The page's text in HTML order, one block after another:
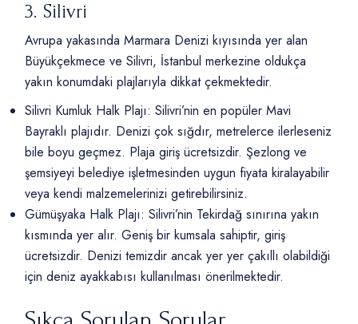
3. Silivri
Avrupa yakasında Marmara Denizi kıyısında yer alan
Büyükçekmece ve Silivri, İstanbul merkezine oldukça
yakın konumdaki plajlarıyla dikkat çekmektedir.
Silivri Kumluk Halk Plajı: Silivri’nin en popüler Mavi
Bayraklı plajıdır. Denizi çok sığdır, metrelerce ilerleseniz
bile boyu geçmez. Plaja giriş ücretsizdir. Şezlong ve
şemsiyeyi belediye işletmesinden uygun fiyata kiralayabilir
veya kendi malzemelerinizi getirebilirsiniz.
Gümüşyaka Halk Plajı: Silivri’nin Tekirdağ sınırına yakın
kısmında yer alır. Geniş bir kumsala sahiptir, giriş
ücretsizdir. Denizi temizdir ancak yer yer çakıllı olabildiği
için deniz ayakkabısı kullanılması önerilmektedir.